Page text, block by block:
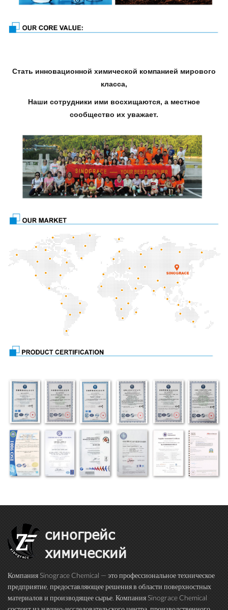
Стать инновационной химической компанией мирового
класса,
Наши сотрудники ими восхищаются, а местное
сообщество их уважает.
синогрейс
химический
Компания Sinograce Chemical — это профессиональное техническое
предприятие, предоставляющее решения в области поверхностных
материалов и производящее сырье. Компания Sinograce Chemical